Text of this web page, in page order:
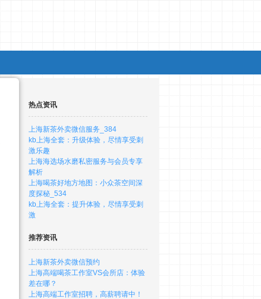
热点资讯
上海新茶外卖微信服务_384
kb上海全套：升级体验，尽情享受刺
激乐趣
上海海选场水磨私密服务与会员专享
解析
上海喝茶好地方地图：小众茶空间深
度探秘_534
kb上海全套：提升体验，尽情享受刺
激
推荐资讯
上海新茶外卖微信预约
上海高端喝茶工作室VS会所店：体验
差在哪？
上海高端工作室招聘，高薪聘请中！